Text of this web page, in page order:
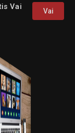
Vai
Vai